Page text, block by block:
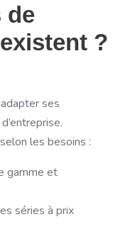
de
?
ses
les besoins :
gamme et
séries à prix